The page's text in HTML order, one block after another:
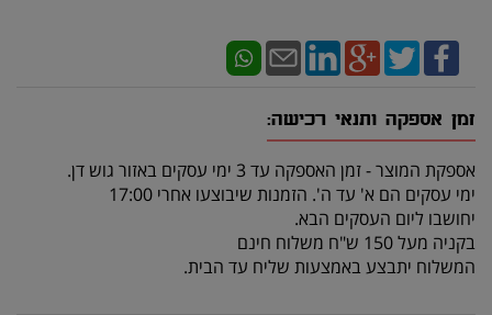
זמן אספקה ותנאי רכישה:
אספקת המוצר - זמן האספקה עד 3 ימי עסקים באזור גוש דן.
ימי עסקים הם א' עד ה'. הזמנות שיבוצעו אחרי 17:00
יחושבו ליום העסקים הבא.
בקניה מעל 150 ש"ח משלוח חינם
המשלוח יתבצע באמצעות שליח עד הבית.